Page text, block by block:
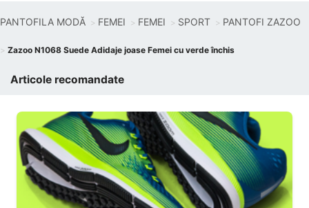
PANTOFILA MODĂ FEMEI FEMEI SPORT PANTOFI ZAZOO
Zazoo N1068 Suede Adidaje joase Femei cu verde închis
Articole recomandate